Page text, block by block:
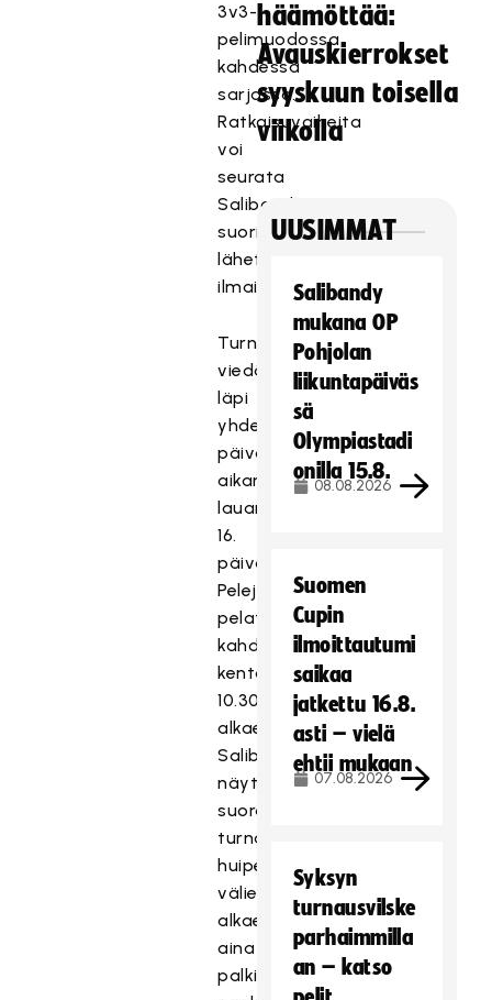
3v3-
pelimuodossa
kahdessa
sarjassa.
Ratkaisuvaiheita
voi
seurata
SalibandyTV:n
suorissa
lähetyksissä
ilmaiseksi.
Turnaus
viedään
läpi
yhden
päivän
aikana
lauantaina
16.
päivä.
Pelejä
pelataan
kahdella
kentällä
10.30
alkaen.
SalibandyTV
näyttää
suorana
turnauksen
huipennuksen
välieristä
alkaen
aina
palkintojenjakoon
häämöttää:
Avauskierrokset
syyskuun toisella
viikolla
UUSIMMAT
Salibandy
mukana OP
Pohjolan
liikuntapäiväs
sä
Olympiastadi
onilla 15.8.
08.08.2026
Suomen
Cupin
ilmoittautumi
saikaa
jatkettu 16.8.
asti – vielä
ehtii mukaan
07.08.2026
Syksyn
turnausvilske
parhaimmilla
an – katso